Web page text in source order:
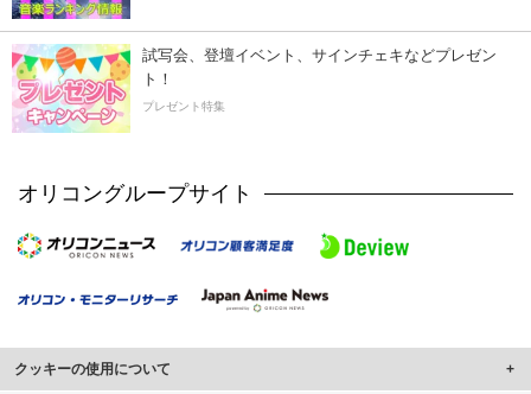
試写会、登壇イベント、サインチェキなどプレゼン
ト！
プレゼント特集
オリコングループサイト
クッキーの使用について